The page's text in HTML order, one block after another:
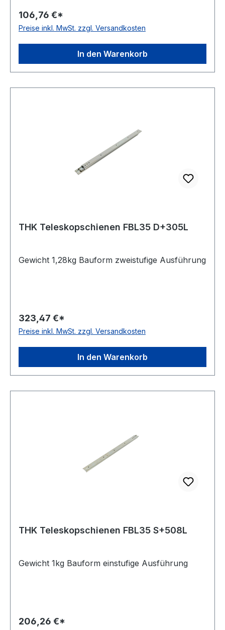
106,76 €*
Preise inkl. MwSt. zzgl. Versandkosten
In den Warenkorb
THK Teleskopschienen FBL35 D+305L
Gewicht 1,28kg Bauform zweistufige Ausführung
323,47 €*
Preise inkl. MwSt. zzgl. Versandkosten
In den Warenkorb
THK Teleskopschienen FBL35 S+508L
Gewicht 1kg Bauform einstufige Ausführung
206,26 €*